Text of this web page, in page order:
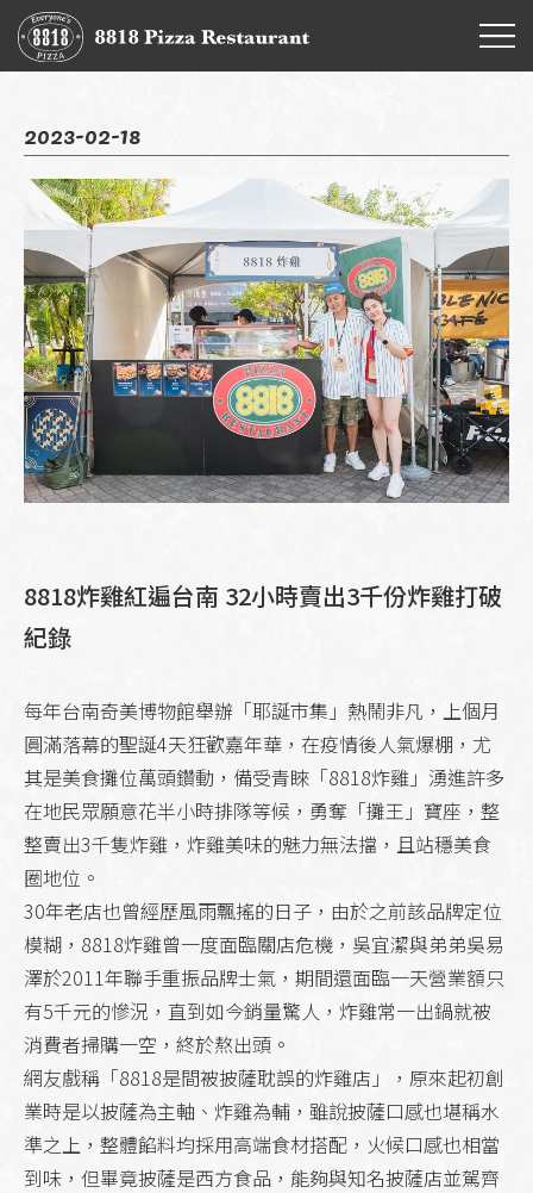
2023-02-18
8818炸雞紅遍台南 32小時賣出3千份炸雞打破
紀錄
每年台南奇美博物館舉辦「耶誕市集」熱鬧非凡，上個月
圓滿落幕的聖誕4天狂歡嘉年華，在疫情後人氣爆棚，尤
其是美食攤位萬頭鑽動，備受青睞「8818炸雞」湧進許多
在地民眾願意花半小時排隊等候，勇奪「攤王」寶座，整
整賣出3千隻炸雞，炸雞美味的魅力無法擋，且站穩美食
圈地位。
30年老店也曾經歷風雨飄搖的日子，由於之前該品牌定位
模糊，8818炸雞曾一度面臨關店危機，吳宜潔與弟弟吳易
澤於2011年聯手重振品牌士氣，期間還面臨一天營業額只
有5千元的慘況，直到如今銷量驚人，炸雞常一出鍋就被
消費者掃購一空，終於熬出頭。
網友戲稱「8818是間被披薩耽誤的炸雞店」，原來起初創
業時是以披薩為主軸、炸雞為輔，雖說披薩口感也堪稱水
準之上，整體餡料均採用高端食材搭配，火候口感也相當
到味，但畢竟披薩是西方食品，能夠與知名披薩店並駕齊